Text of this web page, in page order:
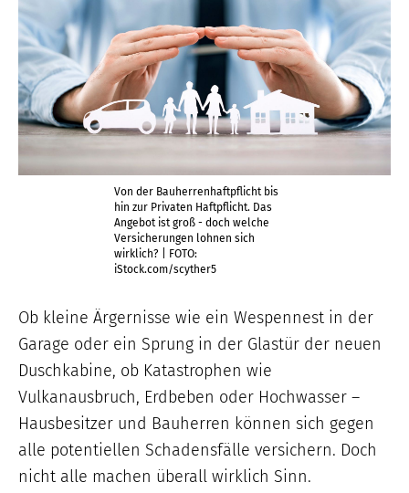
Von der Bauherrenhaftpflicht bis
hin zur Privaten Haftpflicht. Das
Angebot ist groß - doch welche
Versicherungen lohnen sich
wirklich? | FOTO:
iStock.com/scyther5
Ob kleine Ärgernisse wie ein Wespennest in der
Garage oder ein Sprung in der Glastür der neuen
Duschkabine, ob Katastrophen wie
Vulkanausbruch, Erdbeben oder Hochwasser –
Hausbesitzer und Bauherren können sich gegen
alle potentiellen Schadensfälle versichern. Doch
nicht alle machen überall wirklich Sinn.